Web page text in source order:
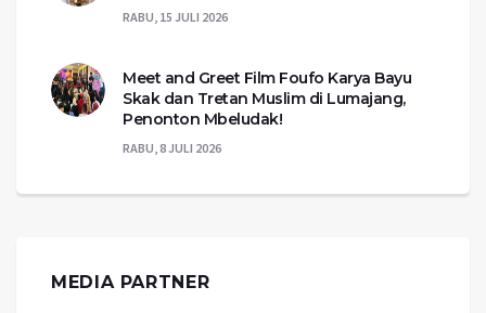
RABU, 15 JULI 2026
Meet and Greet Film Foufo Karya Bayu
Skak dan Tretan Muslim di Lumajang,
Penonton Mbeludak!
RABU, 8 JULI 2026
MEDIA PARTNER